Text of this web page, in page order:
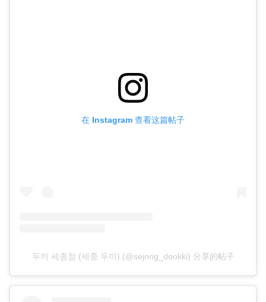
在 Instagram 查看这篇帖子
두끼 세종점 (세종 두끼) (@sejong_dookki) 分享的帖子